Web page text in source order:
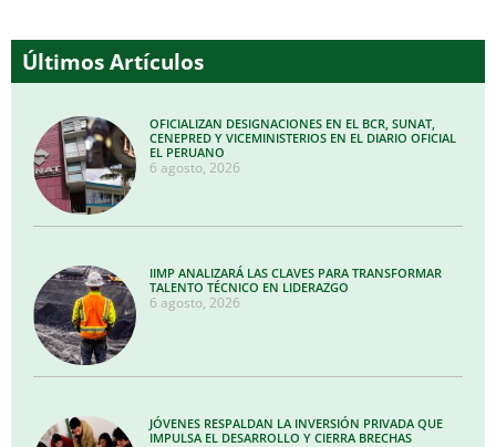
Últimos Artículos
OFICIALIZAN DESIGNACIONES EN EL BCR, SUNAT,
CENEPRED Y VICEMINISTERIOS EN EL DIARIO OFICIAL
EL PERUANO
6 agosto, 2026
IIMP ANALIZARÁ LAS CLAVES PARA TRANSFORMAR
TALENTO TÉCNICO EN LIDERAZGO
6 agosto, 2026
JÓVENES RESPALDAN LA INVERSIÓN PRIVADA QUE
IMPULSA EL DESARROLLO Y CIERRA BRECHAS